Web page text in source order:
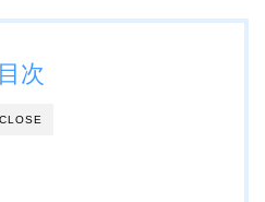
CLOSE
目次